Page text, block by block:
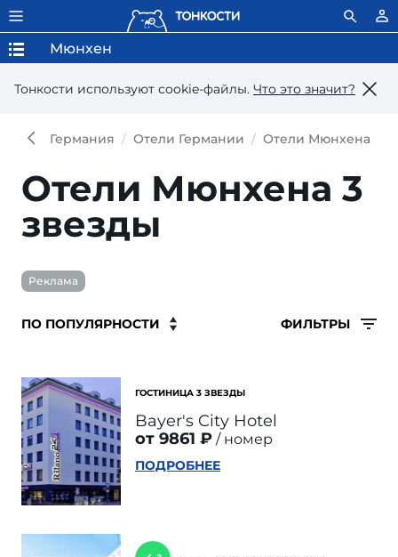
Тонкости используют сookie-файлы. Что это значит?
Мюнхен
Германия Отели Германии Отели Мюнхена
Отели Мюнхена 3
звезды
Реклама
ФИЛЬТРЫ
ГОСТИНИЦА 3 ЗВЕЗДЫ
Bayer's City Hotel
от 9861 ₽
номер
ПОДРОБНЕЕ